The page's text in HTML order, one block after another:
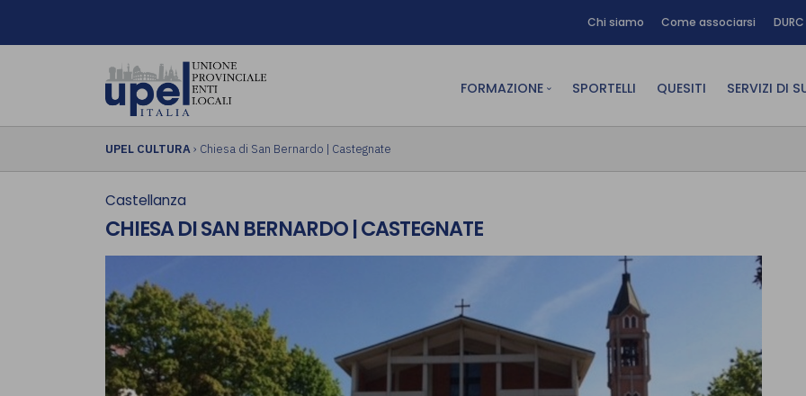
Chi siamo Come associarsi
FORMAZIONE
FAD asincrona (e-learning)
Formazione in house
Piano formativo gratuito
associati
Archivio Formazione
SPORTELLI QUESITI SERVIZI DI
Area
Affitto
UPEL CULTURA› Chiesa di San Bernardo | Castegnate
Castellanza
CHIESA DI SAN BERNARDO | CASTEGNATE